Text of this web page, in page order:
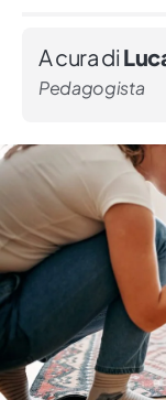
A cura di
Pedagogista